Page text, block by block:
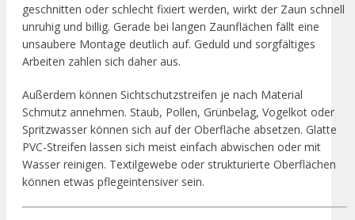
geschnitten oder schlecht fixiert werden, wirkt der Zaun schnell
unruhig und billig. Gerade bei langen Zaunflächen fällt eine
unsaubere Montage deutlich auf. Geduld und sorgfältiges
Arbeiten zahlen sich daher aus.
Außerdem können Sichtschutzstreifen je nach Material
Schmutz annehmen. Staub, Pollen, Grünbelag, Vogelkot oder
Spritzwasser können sich auf der Oberfläche absetzen. Glatte
PVC-Streifen lassen sich meist einfach abwischen oder mit
Wasser reinigen. Textilgewebe oder strukturierte Oberflächen
können etwas pflegeintensiver sein.